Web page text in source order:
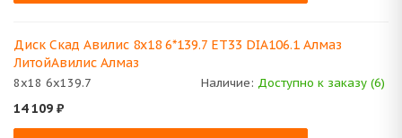
Диск Скад Авилис 8x18 6*139.7 ET33 DIA106.1 Алмаз
ЛитойАвилис Алмаз
8x18 6x139.7 Наличие: Доступно к заказу (6)
14 109 ₽